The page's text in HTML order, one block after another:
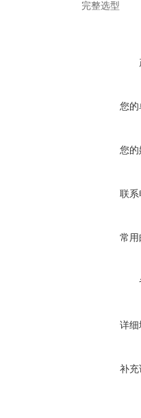
完整选型
您的
您的
联系
常用
详细
补充